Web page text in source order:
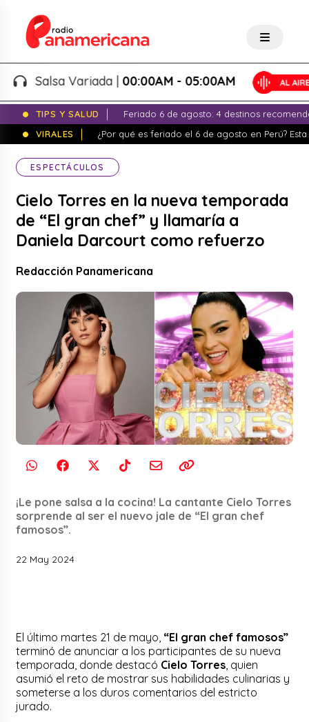
Salsa Variada |00:00AM - 05:00AM
TIPS Y SALUD
Feriado 6 de agosto: 4 destinos
VIRALES
¿Por qué es feriado el 6 de agosto en Perú?
ESPECTÁCULOS
Cielo Torres en la nueva temporada
de “El gran chef” y llamaría a
Daniela Darcourt como refuerzo
Redacción Panamericana
¡Le pone salsa a la cocina! La cantante Cielo Torres
sorprende al ser el nuevo jale de “El gran chef
famosos”.
22 May 2024
El último martes 21 de mayo, “El gran chef famosos”
terminó de anunciar a los participantes de su nueva
temporada, donde destacó Cielo Torres , quien
asumió el reto de mostrar sus habilidades culinarias y
someterse a los duros comentarios del estricto
jurado.